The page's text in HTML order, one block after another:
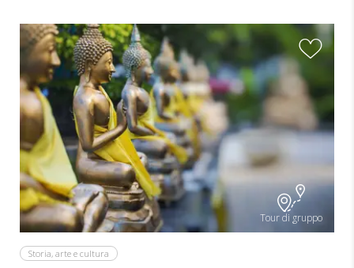
Tour di gruppo
Storia, arte e cultura